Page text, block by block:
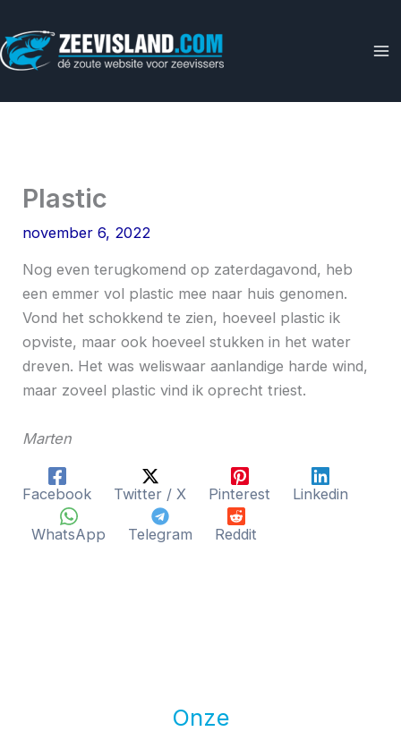
naar
de
Plastic
november 6, 2022
Nog even terugkomend op zaterdagavond, heb
een emmer vol plastic mee naar huis genomen.
Vond het schokkend te zien, hoeveel plastic ik
opviste, maar ook hoeveel stukken in het water
dreven. Het was weliswaar aanlandige harde wind,
maar zoveel plastic vind ik oprecht triest.
Marten
Facebook Twitter / X Pinterest Linkedin
WhatsApp Telegram Reddit
Onze